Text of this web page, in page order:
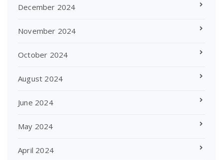
December 2024
November 2024
October 2024
August 2024
June 2024
May 2024
April 2024